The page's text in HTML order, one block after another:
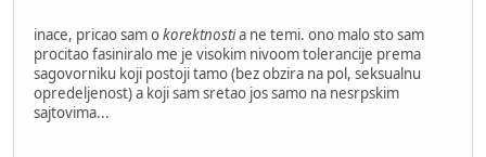
inace, pricao sam okorektnostia ne temi. ono malo sto sam
procitao fasiniralo me je visokim nivoom tolerancije prema
sagovorniku koji postoji tamo (bez obzira na pol, seksualnu
opredeljenost) a koji sam sretao jos samo na nesrpskim
sajtovima...